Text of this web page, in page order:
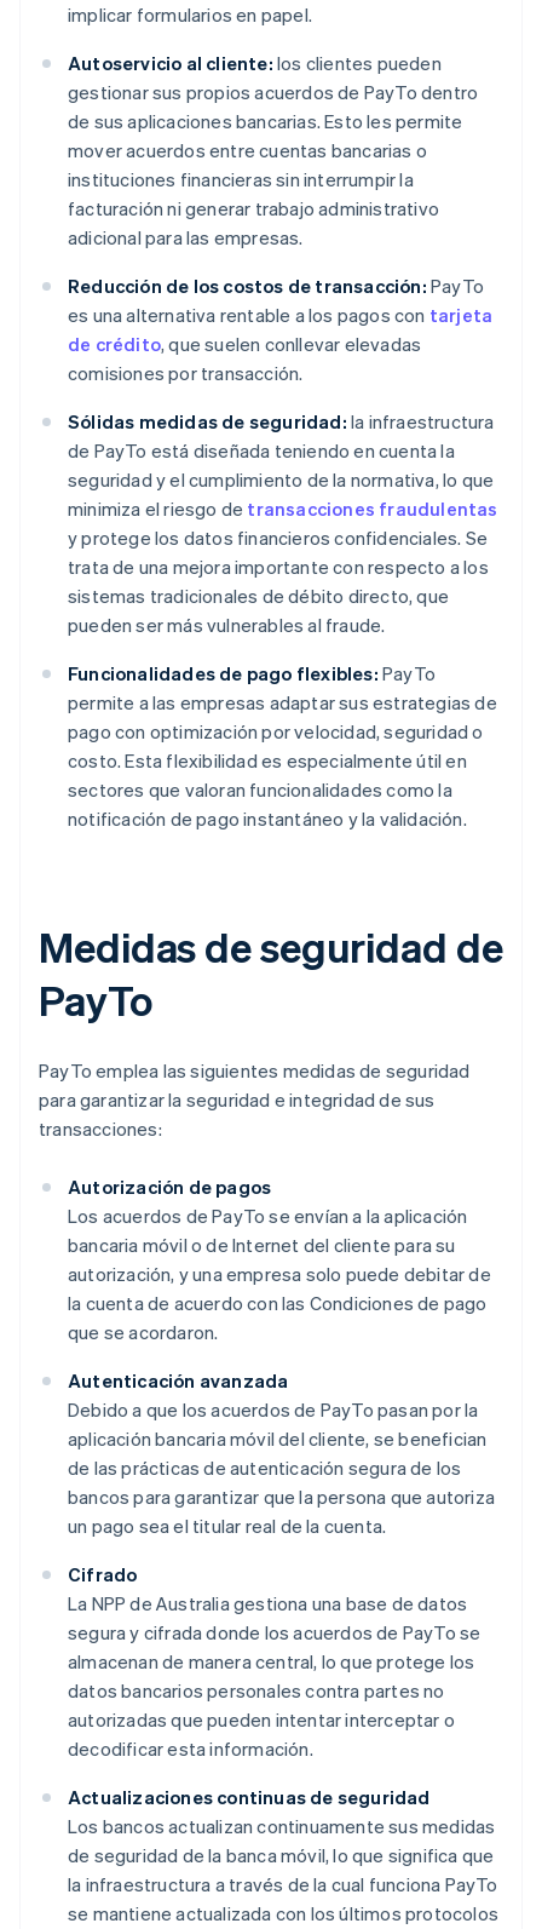
implicar formularios en papel.
Autoservicio al cliente: los clientes pueden
gestionar sus propios acuerdos de PayTo dentro
de sus aplicaciones bancarias. Esto les permite
mover acuerdos entre cuentas bancarias o
instituciones financieras sin interrumpir la
facturación ni generar trabajo administrativo
adicional para las empresas.
Reducción de los costos de transacción: PayTo
es una alternativa rentable a los pagos con tarjeta
de crédito, que suelen conllevar elevadas
comisiones por transacción.
Sólidas medidas de seguridad: la infraestructura
de PayTo está diseñada teniendo en cuenta la
seguridad y el cumplimiento de la normativa, lo que
minimiza el riesgo de transacciones fraudulentas
y protege los datos financieros confidenciales. Se
trata de una mejora importante con respecto a los
sistemas tradicionales de débito directo, que
pueden ser más vulnerables al fraude.
Funcionalidades de pago flexibles: PayTo
permite a las empresas adaptar sus estrategias de
pago con optimización por velocidad, seguridad o
costo. Esta flexibilidad es especialmente útil en
sectores que valoran funcionalidades como la
notificación de pago instantáneo y la validación.
Medidas de seguridad de
PayTo
PayTo emplea las siguientes medidas de seguridad
para garantizar la seguridad e integridad de sus
transacciones:
Autorización de pagos
Los acuerdos de PayTo se envían a la aplicación
bancaria móvil o de Internet del cliente para su
autorización, y una empresa solo puede debitar de
la cuenta de acuerdo con las Condiciones de pago
que se acordaron.
Autenticación avanzada
Debido a que los acuerdos de PayTo pasan por la
aplicación bancaria móvil del cliente, se benefician
de las prácticas de autenticación segura de los
bancos para garantizar que la persona que autoriza
un pago sea el titular real de la cuenta.
Cifrado
La NPP de Australia gestiona una base de datos
segura y cifrada donde los acuerdos de PayTo se
almacenan de manera central, lo que protege los
datos bancarios personales contra partes no
autorizadas que pueden intentar interceptar o
decodificar esta información.
Actualizaciones continuas de seguridad
Los bancos actualizan continuamente sus medidas
de seguridad de la banca móvil, lo que significa que
la infraestructura a través de la cual funciona PayTo
se mantiene actualizada con los últimos protocolos